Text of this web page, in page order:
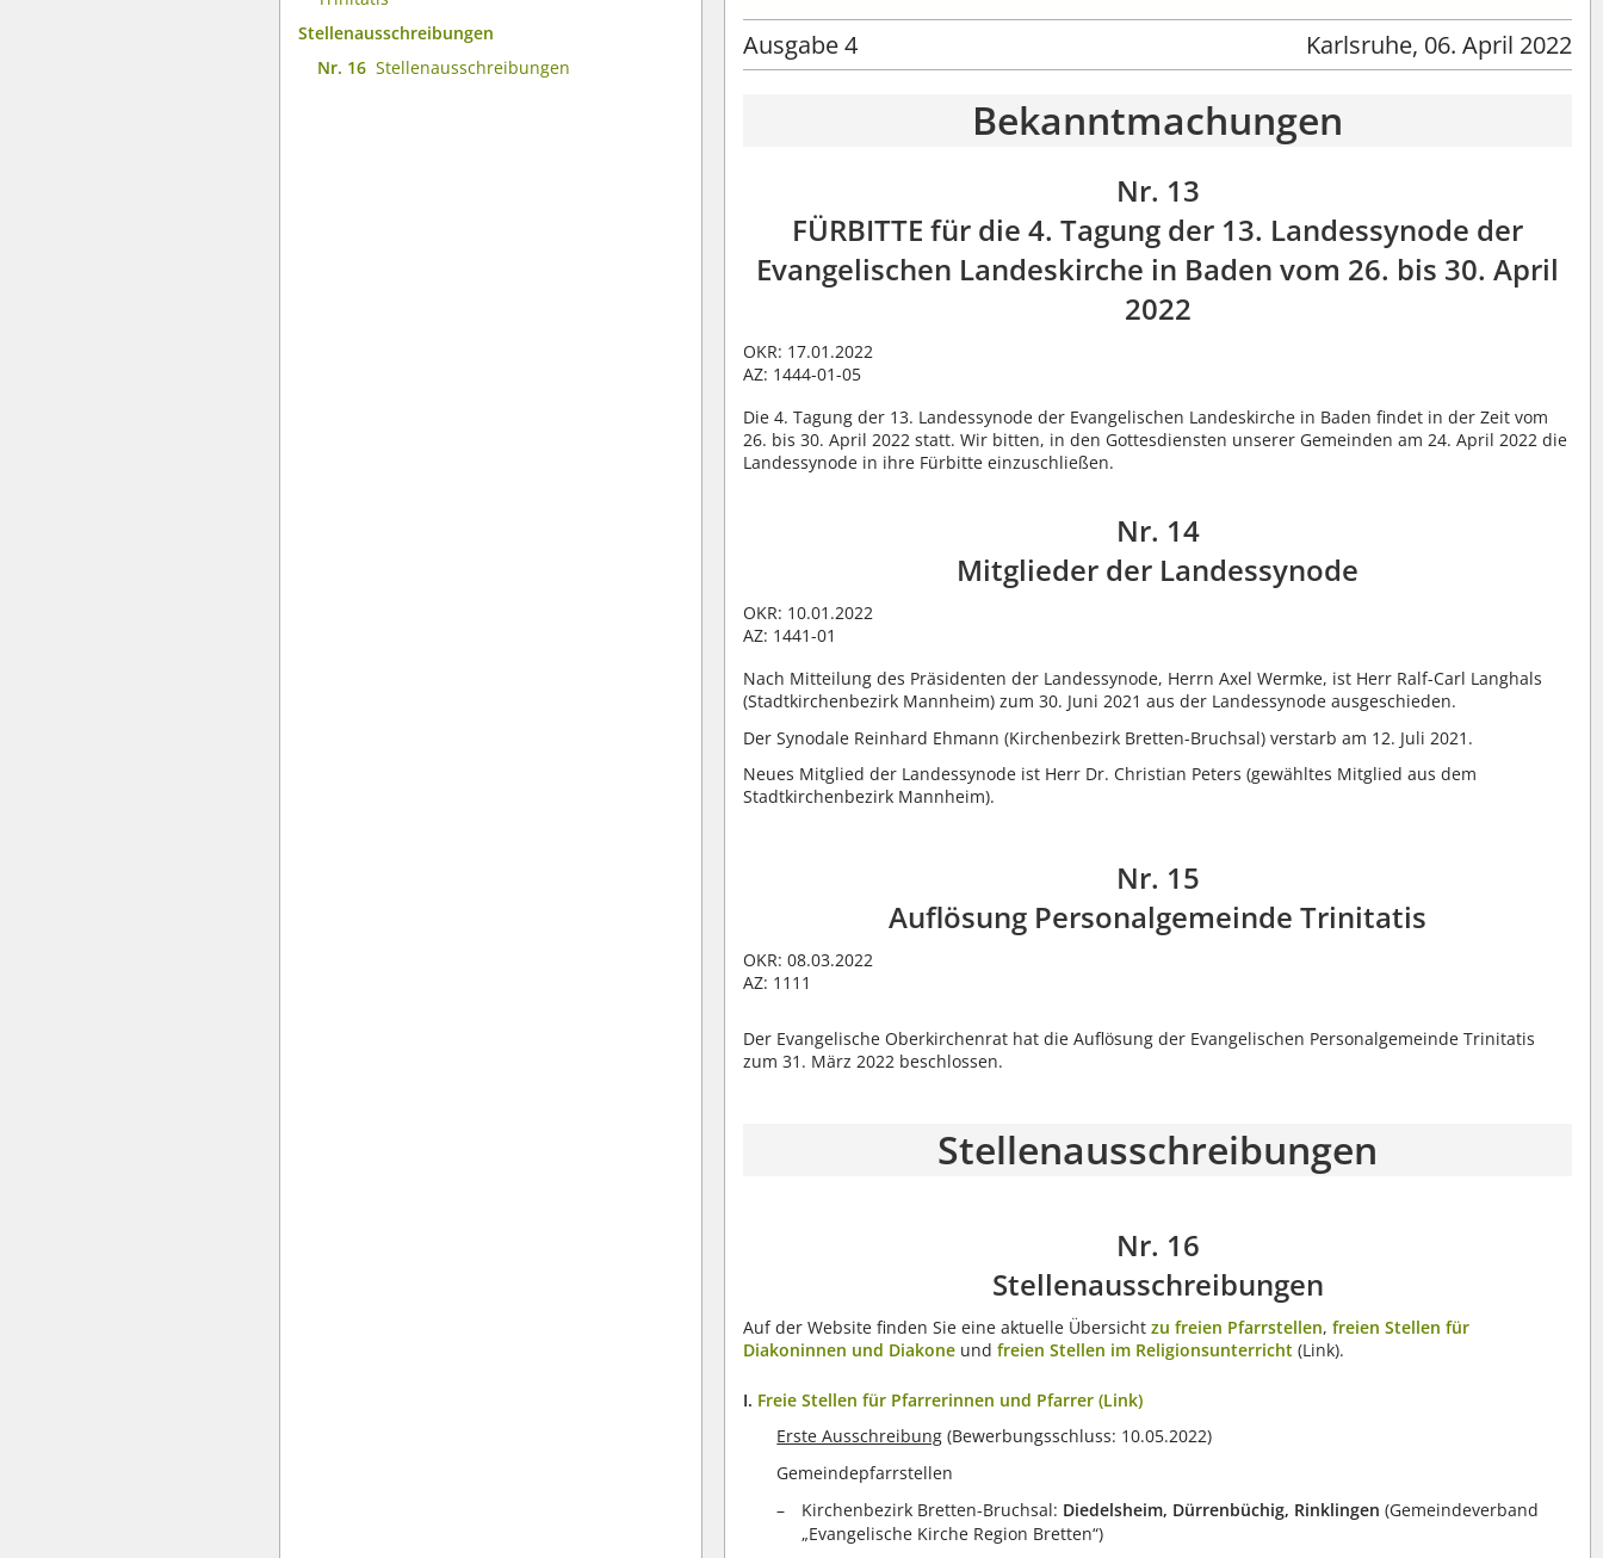
Stellenausschreibungen
Nr. 16 Stellenausschreibungen
Ausgabe 4 Karlsruhe, 06. April 2022
Bekanntmachungen
Nr. 13
FÜRBITTE für die 4. Tagung der 13. Landessynode der
Evangelischen Landeskirche in Baden vom 26. bis 30. April
2022
OKR: 17.01.2022
AZ: 1444-01-05
Die 4. Tagung der 13. Landessynode der Evangelischen Landeskirche in Baden findet in der Zeit vom
26. bis 30. April 2022 statt. Wir bitten, in den Gottesdiensten unserer Gemeinden am 24. April 2022 die
Landessynode in ihre Fürbitte einzuschließen.
Nr. 14
Mitglieder der Landessynode
OKR: 10.01.2022
AZ: 1441-01
Nach Mitteilung des Präsidenten der Landessynode, Herrn Axel Wermke, ist Herr Ralf-Carl Langhals
(Stadtkirchenbezirk Mannheim) zum 30. Juni 2021 aus der Landessynode ausgeschieden.
Der Synodale Reinhard Ehmann (Kirchenbezirk Bretten-Bruchsal) verstarb am 12. Juli 2021.
Neues Mitglied der Landessynode ist Herr Dr. Christian Peters (gewähltes Mitglied aus dem
Stadtkirchenbezirk Mannheim).
Nr. 15
Auflösung Personalgemeinde Trinitatis
OKR: 08.03.2022
AZ: 1111
Der Evangelische Oberkirchenrat hat die Auflösung der Evangelischen Personalgemeinde Trinitatis
zum 31. März 2022 beschlossen.
Stellenausschreibungen
Nr. 16
Stellenausschreibungen
Auf der Website finden Sie eine aktuelle Übersichtzu freien Pfarrstellen,freien Stellen für
Diakoninnen und Diakone undfreien Stellen im Religionsunterricht (Link).
I. Freie Stellen für Pfarrerinnen und Pfarrer (Link)
Erste Ausschreibung (Bewerbungsschluss: 10.05.2022)
Gemeindepfarrstellen
Kirchenbezirk Bretten-Bruchsal: Diedelsheim, Dürrenbüchig, Rinklingen (Gemeindeverband
„Evangelische Kirche Region Bretten“)